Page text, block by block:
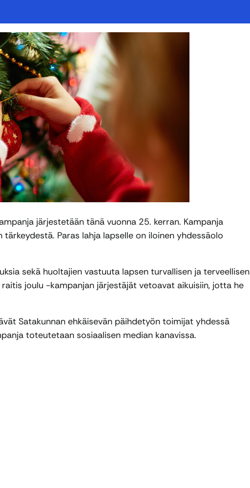
järjestetään tänä vuonna 25. kerran. Kampanja
Paras lahja lapselle on iloinen yhdessäolo
sekä huoltajien vastuuta lapsen turvallisen ja terveellisen
joulu -kampanjan järjestäjät vetoavat aikuisiin, jotta he
Satakunnan ehkäisevän päihdetyön toimijat yhdessä
toteutetaan sosiaalisen median kanavissa.